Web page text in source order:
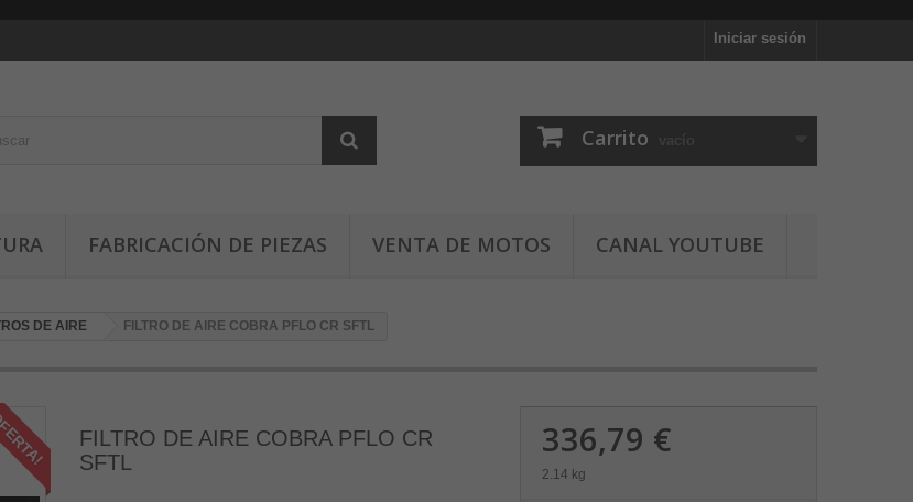
Iniciar sesión
Carrito vacío
FABRICACIÓN DE PIEZAS VENTA DE MOTOS CANAL YOUTUBE
DE AIRE FILTRO DE AIRE COBRA PFLO CR SFTL
FILTRO DE AIRE COBRA PFLO CR
SFTL
336,79 €
2.14 kg